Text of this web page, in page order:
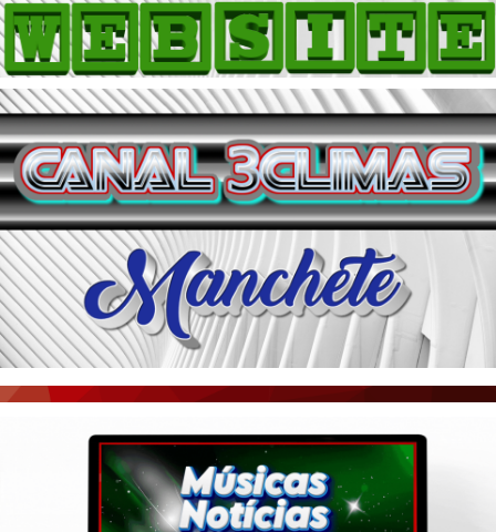
HOME
COMO ANUNCIAR
JORNAIS DO BRASIL
PODCAST/NOTÍCIAS
AS NOTÍCIAS DO DIA
ACONTECEU...VIROU MANCHETE!
BLOGS & COLUNAS
AGÊNCIA DE NOTÍCIAS
CNN BRASIL
PORTAL CEARÁ